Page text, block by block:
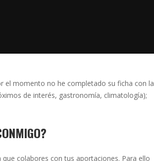
el momento no he completado su ficha con la
de interés, gastronomía, climatología);
colabores con tus aportaciones. Para ello